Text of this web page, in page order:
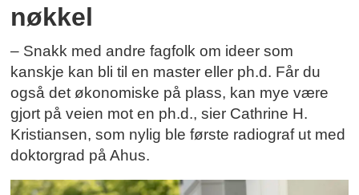
nøkkel
– Snakk med andre fagfolk om ideer som
kanskje kan bli til en master eller ph.d. Får du
også det økonomiske på plass, kan mye være
gjort på veien mot en ph.d., sier Cathrine H.
Kristiansen, som nylig ble første radiograf ut med
doktorgrad på Ahus.